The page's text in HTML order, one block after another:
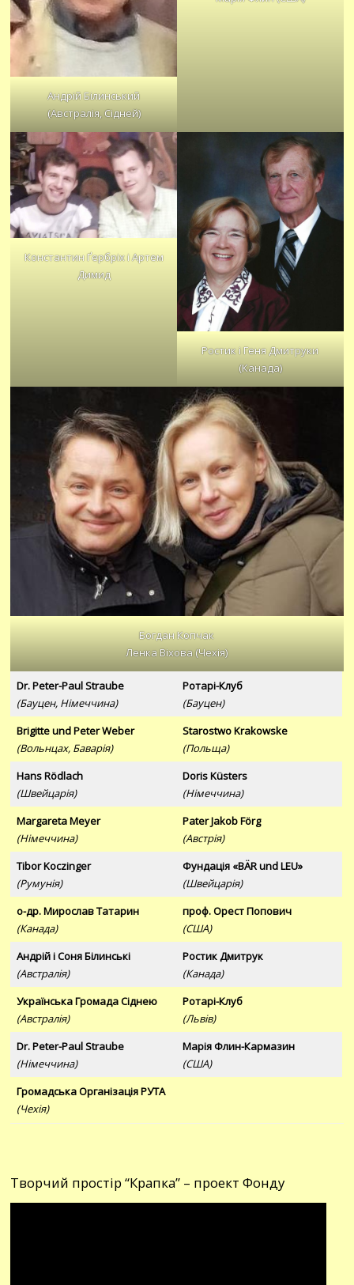
Андрій Білинський
(Австралія, Сідней)
Константин Ґербріх і Артем
Димид
Ростик і Геня Дмитруки
(Канада)
Богдан Копчак
Ленка Віхова (Чехія)
Dr. Peter-Paul Straube
(Бауцен, Німеччина)
Ротарі-Клуб
(Бауцен)
Brigitte und Peter Weber
(Вольнцах, Баварія)
Starostwo Krakowske
(Польща)
Hans Rödlach
(Швейцарія)
Doris Küsters
(Німеччина)
Margareta Meyer
(Німеччина)
Pater Jakob Förg
(Австрія)
Tibor Koczinger
(Румунія)
Фундація «BÄR und LEU»
(Швейцарія)
о-др. Мирослав Татарин
(Канада)
проф. Орест Попович
(США)
Андрій і Соня Білинські
(Австралія)
Ростик Дмитрук
(Канада)
Українська Громада Сіднею
(Австралія)
Ротарі-Клуб
(Львів)
Dr. Peter-Paul Straube
(Німеччина)
Марія Флин-Кармазин
(США)
Громадська Організація РУТА
(Чехія)
Творчий простір “Крапка” – проект Фонду